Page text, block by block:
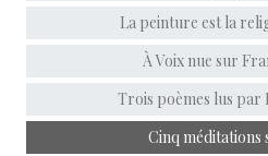
La peinture est la
À Voix nue sur
Trois poèmes lus par
Cinq